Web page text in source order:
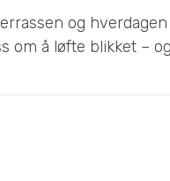
og
om å løfte blikket –